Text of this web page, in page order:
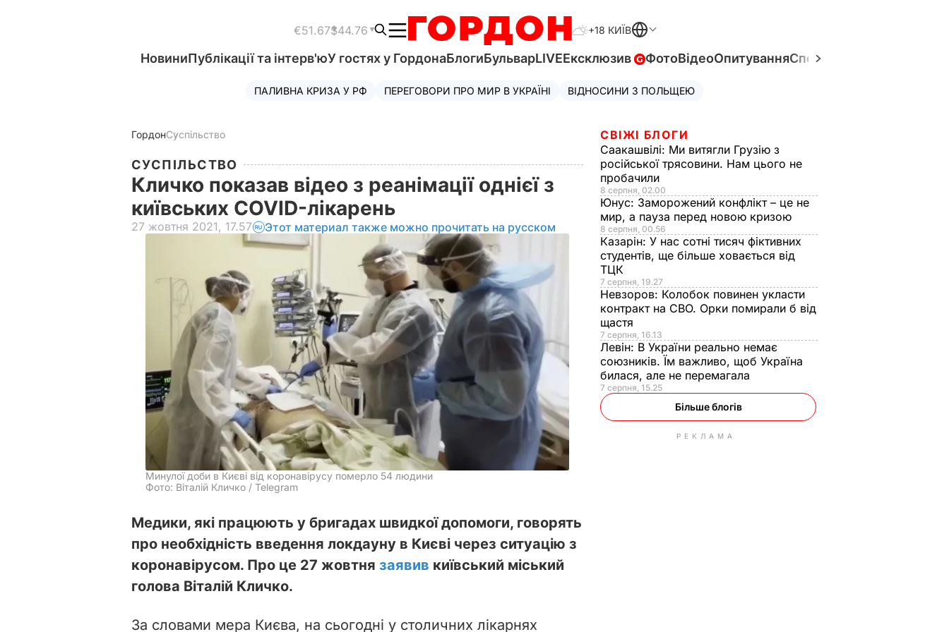
€51.67$44.76 +18 КИЇВ
НовиниПублікації та інтерв'юУ гостях у ГордонаБлогиБульварLIVEЕксклюзив ФотоВідеоОпитуванняСпецпроєкти
ПАЛИВНА КРИЗА У РФ ПЕРЕГОВОРИ ПРО МИР В УКРАЇНІ ВІДНОСИНИ З ПОЛЬЩЕЮ
ГордонСуспільство
СУСПІЛЬСТВО
Кличко показав відео з реанімації однієї з
київських COVID-лікарень
27 жовтня 2021, 17.57 Этот материал также можно прочитать на русском
Минулої доби в Києві від коронавірусу померло 54 людини
Фото: Віталій Кличко / Telegram
Медики, які працюють у бригадах швидкої допомоги, говорять
про необхідність введення локдауну в Києві через ситуацію з
коронавірусом. Про це 27 жовтня заявив київський міський
голова Віталій Кличко.
За словами мера Києва, на сьогодні у столичних лікарнях
СВІЖІ БЛОГИ
Саакашвілі: Ми витягли Грузію з
російської трясовини. Нам цього не
пробачили
8 серпня, 02.00
Юнус: Заморожений конфлікт – це не
мир, а пауза перед новою кризою
8 серпня, 00.56
Казарін: У нас сотні тисяч фіктивних
студентів, ще більше ховається від
ТЦК
7 серпня, 19.27
Невзоров: Колобок повинен укласти
контракт на СВО. Орки помирали б від
щастя
7 серпня, 16.13
Левін: В України реально немає
союзників. Їм важливо, щоб Україна
билася, але не перемагала
7 серпня, 15.25
Більше блогів
РЕКЛАМА